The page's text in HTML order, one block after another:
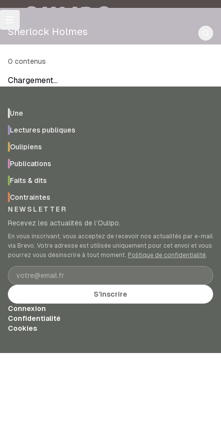
OULIPO
Sherlock Holmes
0 contenus
Chargement…
Une
Lectures publiques
Oulipiens
Publications
Faits & dits
Contraintes
NEWSLETTER
Recevez les actualités de l’Oulipo.
En vous inscrivant, vous acceptez de recevoir nos actualités par e-mail
via Brevo. Votre adresse est utilisée uniquement pour cet envoi et vous
pourrez vous désinscrire à tout moment. Politique de confidentialité.
Adresse e-mail
S’inscrire
Connexion
Confidentialité
Cookies